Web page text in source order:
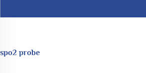
spo2 probe